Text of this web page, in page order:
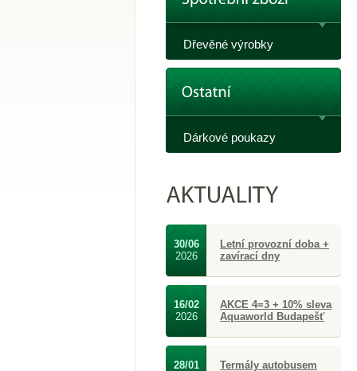
Dřevěné výrobky
Dárkové poukazy
30/06
2026
Letní provozní doba +
zavírací dny
16/02
2026
AKCE 4=3 + 10% sleva
Aquaworld Budapešť
28/01 Termály autobusem